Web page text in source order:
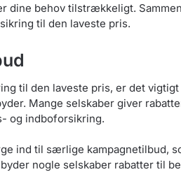
dine behov tilstrækkeligt.
til den laveste pris.
til den laveste pris, er det
Mange selskaber giver
og indboforsikring.
ind til særlige kampagnetilbud,
nogle selskaber rabatter til